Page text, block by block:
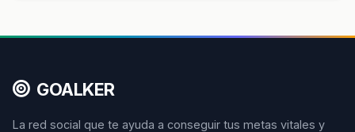
GOALKER
La red social que te ayuda a conseguir tus metas vitales y